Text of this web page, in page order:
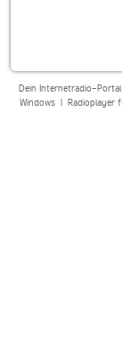
Dein Internetradio-
Windows| Radioplayer